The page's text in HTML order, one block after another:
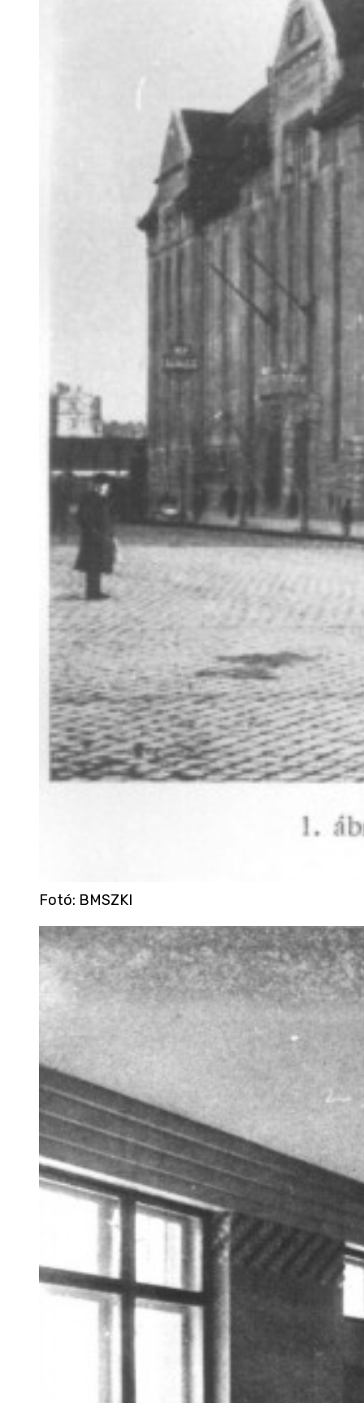
Fotó: BMSZKI